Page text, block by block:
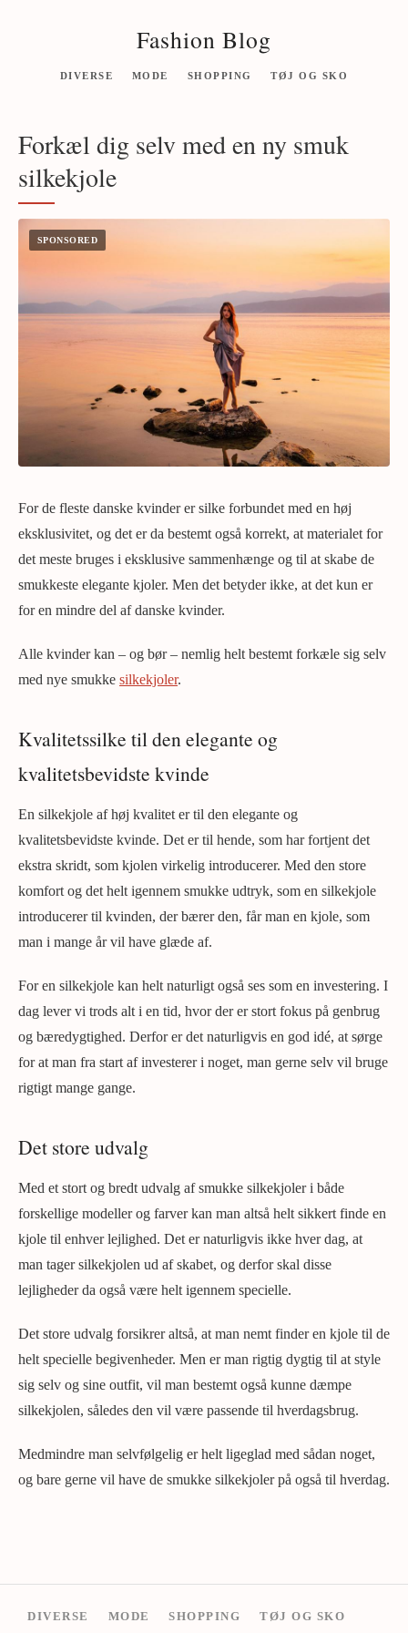
Fashion Blog
DIVERSE MODE SHOPPING TØJ OG SKO
Forkæl dig selv med en ny smuk
silkekjole
For de fleste danske kvinder er silke forbundet med en høj
eksklusivitet, og det er da bestemt også korrekt, at materialet for
det meste bruges i eksklusive sammenhænge og til at skabe de
smukkeste elegante kjoler. Men det betyder ikke, at det kun er
for en mindre del af danske kvinder.
Alle kvinder kan – og bør – nemlig helt bestemt forkæle sig selv
med nye smukke silkekjoler.
Kvalitetssilke til den elegante og
kvalitetsbevidste kvinde
En silkekjole af høj kvalitet er til den elegante og
kvalitetsbevidste kvinde. Det er til hende, som har fortjent det
ekstra skridt, som kjolen virkelig introducerer. Med den store
komfort og det helt igennem smukke udtryk, som en silkekjole
introducerer til kvinden, der bærer den, får man en kjole, som
man i mange år vil have glæde af.
For en silkekjole kan helt naturligt også ses som en investering. I
dag lever vi trods alt i en tid, hvor der er stort fokus på genbrug
og bæredygtighed. Derfor er det naturligvis en god idé, at sørge
for at man fra start af investerer i noget, man gerne selv vil bruge
rigtigt mange gange.
Det store udvalg
Med et stort og bredt udvalg af smukke silkekjoler i både
forskellige modeller og farver kan man altså helt sikkert finde en
kjole til enhver lejlighed. Det er naturligvis ikke hver dag, at
man tager silkekjolen ud af skabet, og derfor skal disse
lejligheder da også være helt igennem specielle.
Det store udvalg forsikrer altså, at man nemt finder en kjole til de
helt specielle begivenheder. Men er man rigtig dygtig til at style
sig selv og sine outfit, vil man bestemt også kunne dæmpe
silkekjolen, således den vil være passende til hverdagsbrug.
Medmindre man selvfølgelig er helt ligeglad med sådan noget,
og bare gerne vil have de smukke silkekjoler på også til hverdag.
DIVERSE MODE SHOPPING
TØJ OG SKO